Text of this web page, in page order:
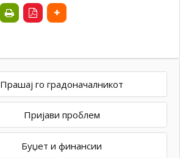
Прашај го градоначалникот
Пријави проблем
Буџет и финансии